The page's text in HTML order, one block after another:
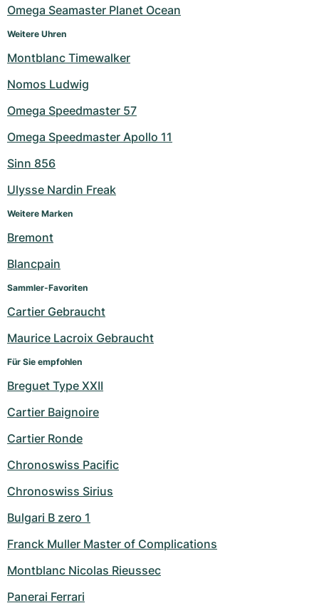
Omega Seamaster Planet Ocean
Weitere Uhren
Montblanc Timewalker
Nomos Ludwig
Omega Speedmaster 57
Omega Speedmaster Apollo 11
Sinn 856
Ulysse Nardin Freak
Weitere Marken
Bremont
Blancpain
Sammler-Favoriten
Cartier Gebraucht
Maurice Lacroix Gebraucht
Für Sie empfohlen
Breguet Type XXII
Cartier Baignoire
Cartier Ronde
Chronoswiss Pacific
Chronoswiss Sirius
Bulgari B zero 1
Franck Muller Master of Complications
Montblanc Nicolas Rieussec
Panerai Ferrari